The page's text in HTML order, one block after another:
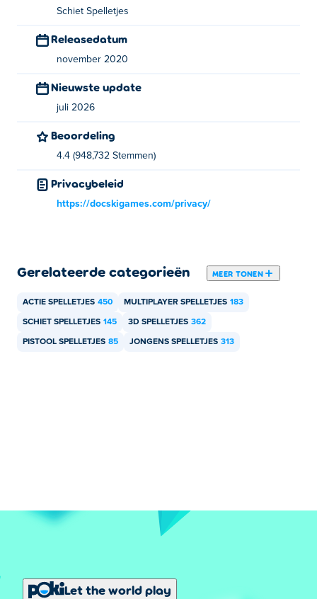
Over de maker:
Repuls.io is gemaakt door Docski. Dit is hun eerste game
Poki!
Schiet Spelletjes
Releasedatum
november 2020
Nieuwste update
juli 2026
Beoordeling
4.4 (948,732 Stemmen)
Privacybeleid
https://docskigames.com/privacy/
Gerelateerde categorieën MEER TONEN
ACTIE SPELLETJES 450 MULTIPLAYER SPELLETJES 183
SCHIET SPELLETJES 145 3D SPELLETJES 362
PISTOOL SPELLETJES 85 JONGENS SPELLETJES 313
Let the world play